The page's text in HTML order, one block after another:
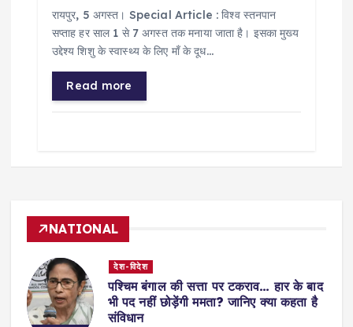
रायपुर, 5 अगस्त। Special Article : विश्व स्तनपान
सप्ताह हर साल 1 से 7 अगस्त तक मनाया जाता है। इसका मुख्य
उद्देश्य शिशु के स्वास्थ्य के लिए माँ के दूध…
Read more
NATIONAL
देश-विदेश
पश्चिम बंगाल की सत्ता पर टकराव… हार के बाद
भी पद नहीं छोड़ेंगी ममता? जानिए क्या कहता है
संविधान